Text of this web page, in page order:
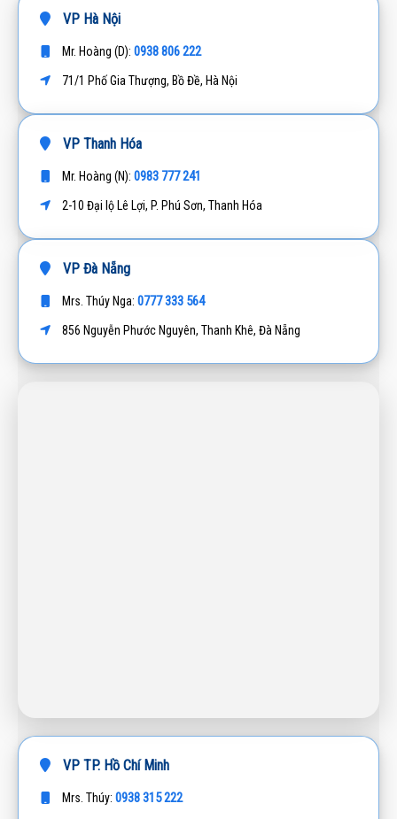
VP Hà Nội
Mr. Hoàng (D): 0938 806 222
71/1 Phố Gia Thượng, Bồ Đề, Hà Nội
VP Thanh Hóa
Mr. Hoàng (N): 0983 777 241
2-10 Đại lộ Lê Lợi, P. Phú Sơn, Thanh Hóa
VP Đà Nẵng
Mrs. Thúy Nga: 0777 333 564
856 Nguyễn Phước Nguyên, Thanh Khê, Đà Nẵng
VP TP. Hồ Chí Minh
Mrs. Thúy: 0938 315 222